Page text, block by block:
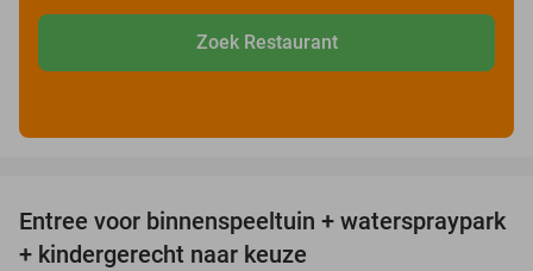
Zoek Restaurant
40%
Entree voor binnenspeeltuin + waterspraypark
+ kindergerecht naar keuze